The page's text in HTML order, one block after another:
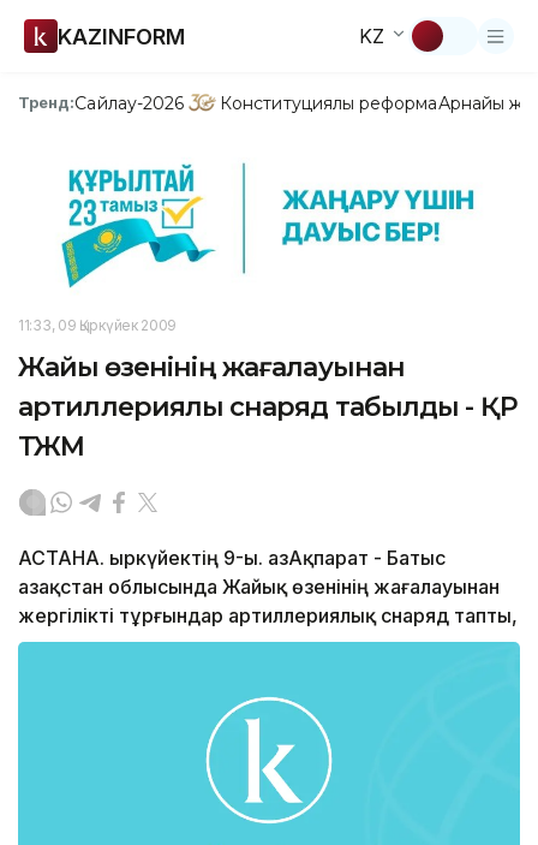
KAZINFORM KZ
Тренд:Сайлау-2026 Конституциялық реформаАрнайы
11:33, 09 Қыркүйек 2009
Жайық өзенінің жағалауынан
артиллериялық снаряд табылды - ҚР
ТЖМ
АСТАНА. Қыркүйектің 9-ы. ҚазАқпарат - Батыс
Қазақстан облысында Жайық өзенінің жағалауынан
жергілікті тұрғындар артиллериялық снаряд тапты,